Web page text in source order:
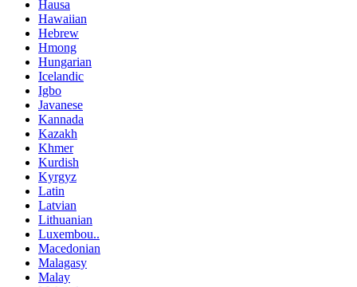
Hausa
Hawaiian
Hebrew
Hmong
Hungarian
Icelandic
Igbo
Javanese
Kannada
Kazakh
Khmer
Kurdish
Kyrgyz
Latin
Latvian
Lithuanian
Luxembou..
Macedonian
Malagasy
Malay